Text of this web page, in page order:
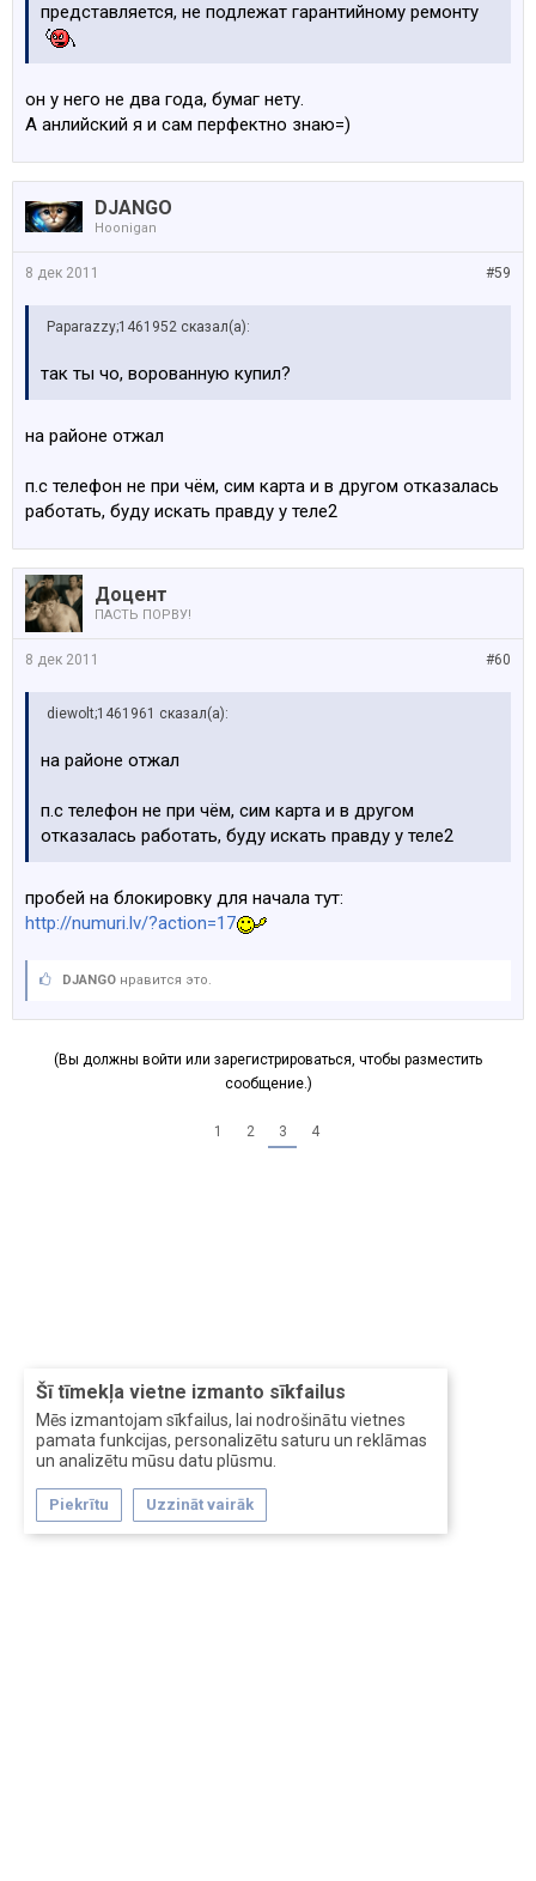
Šī tīmekļa vietne izmanto sīkfailus
Mēs izmantojam sīkfailus, lai nodrošinātu vietnes
pamata funkcijas, personalizētu saturu un reklāmas
un analizētu mūsu datu plūsmu.
Piekrītu Uzzināt vairāk
представляется, не подлежат гарантийному ремонту
он у него не два года, бумаг нету.
А анлийский я и сам перфектно знаю=)
DJANGO
Hoonigan
#59
8 дек 2011
Paparazzy;1461952 сказал(а):
так ты чо, ворованную купил?
на районе отжал
п.с телефон не при чём, сим карта и в другом отказалась
работать, буду искать правду у теле2
Доцент
ПАСТЬ ПОРВУ!
#60
8 дек 2011
diewolt;1461961 сказал(а):
на районе отжал
п.с телефон не при чём, сим карта и в другом
отказалась работать, буду искать правду у теле2
пробей на блокировку для начала тут:
http://numuri.lv/?action=17
DJANGO нравится это.
(Вы должны войти или зарегистрироваться, чтобы разместить
сообщение.)
1 2 3 4